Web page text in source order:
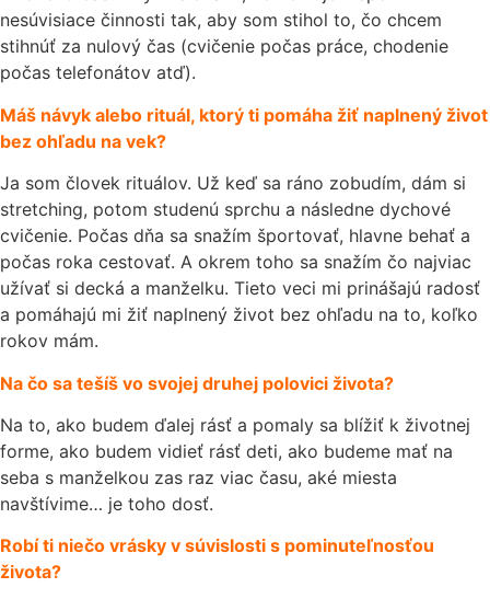
nesúvisiace činnosti tak, aby som stihol to, čo chcem
stihnúť za nulový čas (cvičenie počas práce, chodenie
počas telefonátov atď).
Máš návyk alebo rituál, ktorý ti pomáha žiť naplnený život
bez ohľadu na vek?
Ja som človek rituálov. Už keď sa ráno zobudím, dám si
stretching, potom studenú sprchu a následne dychové
cvičenie. Počas dňa sa snažím športovať, hlavne behať a
počas roka cestovať. A okrem toho sa snažím čo najviac
užívať si decká a manželku. Tieto veci mi prinášajú radosť
a pomáhajú mi žiť naplnený život bez ohľadu na to, koľko
rokov mám.
Na čo sa tešíš vo svojej druhej polovici života?
Na to, ako budem ďalej rásť a pomaly sa blížiť k životnej
forme, ako budem vidieť rásť deti, ako budeme mať na
seba s manželkou zas raz viac času, aké miesta
navštívime… je toho dosť.
Robí ti niečo vrásky v súvislosti s pominuteľnosťou
života?